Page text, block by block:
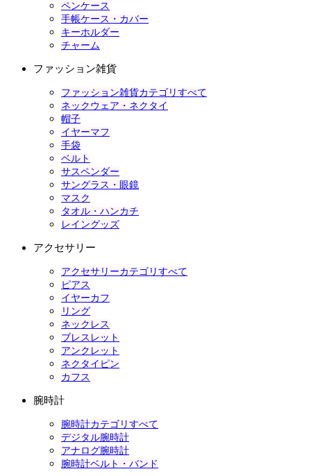
ペンケース
手帳ケース・カバー
キーホルダー
チャーム
ファッション雑貨
ファッション雑貨カテゴリすべて
ネックウェア・ネクタイ
帽子
イヤーマフ
手袋
ベルト
サスペンダー
サングラス・眼鏡
マスク
タオル・ハンカチ
レイングッズ
アクセサリー
アクセサリーカテゴリすべて
ピアス
イヤーカフ
リング
ネックレス
ブレスレット
アンクレット
ネクタイピン
カフス
腕時計
腕時計カテゴリすべて
デジタル腕時計
アナログ腕時計
腕時計ベルト・バンド